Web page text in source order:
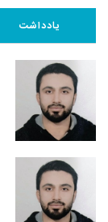
یادداشت